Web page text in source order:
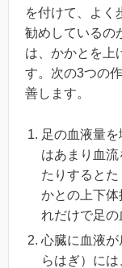
を付けて、よく
勧めしているの
は、かかとを上
す。次の3つの
善します。
足の血液量
はあまり血
たりすると
かとの上下
れだけで足の
心臓に血液が
らはぎ）に